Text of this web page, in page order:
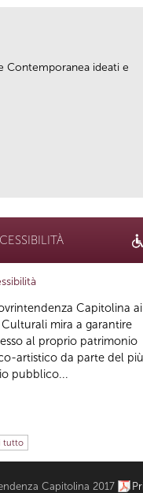
Contemporanea ideati e
Capitolina ai
Culturali mira a garantire
al proprio patrimonio
artistico da parte del più
pubblico...
tutto
Capitolina 2017